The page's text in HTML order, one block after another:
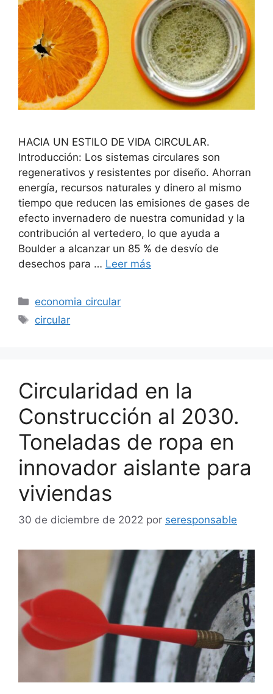
HACIA UN ESTILO DE VIDA CIRCULAR.
Introducción: Los sistemas circulares son
regenerativos y resistentes por diseño. Ahorran
energía, recursos naturales y dinero al mismo
tiempo que reducen las emisiones de gases de
efecto invernadero de nuestra comunidad y la
contribución al vertedero, lo que ayuda a
Boulder a alcanzar un 85 % de desvío de
desechos para … Leer más
Categorías
economia circular
Etiquetas
circular
Circularidad en la
Construcción al 2030.
Toneladas de ropa en
innovador aislante para
viviendas
30 de diciembre de 2022 por seresponsable